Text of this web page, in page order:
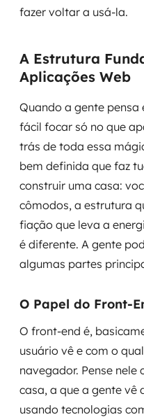
fazer voltar a usá-la.
A Estrutura
Aplicações Web
Quando a gente
fácil focar só no que
trás de toda essa
bem definida que faz
construir uma casa:
cômodos, a estrutura
fiação que leva a
é diferente. A gente
algumas partes
O Papel do Front-
O front-end é,
usuário vê e com o
navegador. Pense
casa, a que a gente vê
usando tecnologias